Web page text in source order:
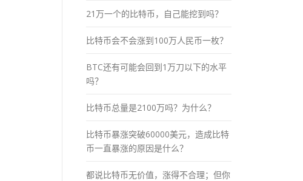
21万一个的比特币，自己能挖到吗？
比特币会不会涨到100万人民币一枚？
BTC还有可能会回到1万刀以下的水平
吗？
比特币总量是2100万吗？为什么？
比特币暴涨突破60000美元，造成比特
币一直暴涨的原因是什么？
都说比特币无价值，涨得不合理；但你